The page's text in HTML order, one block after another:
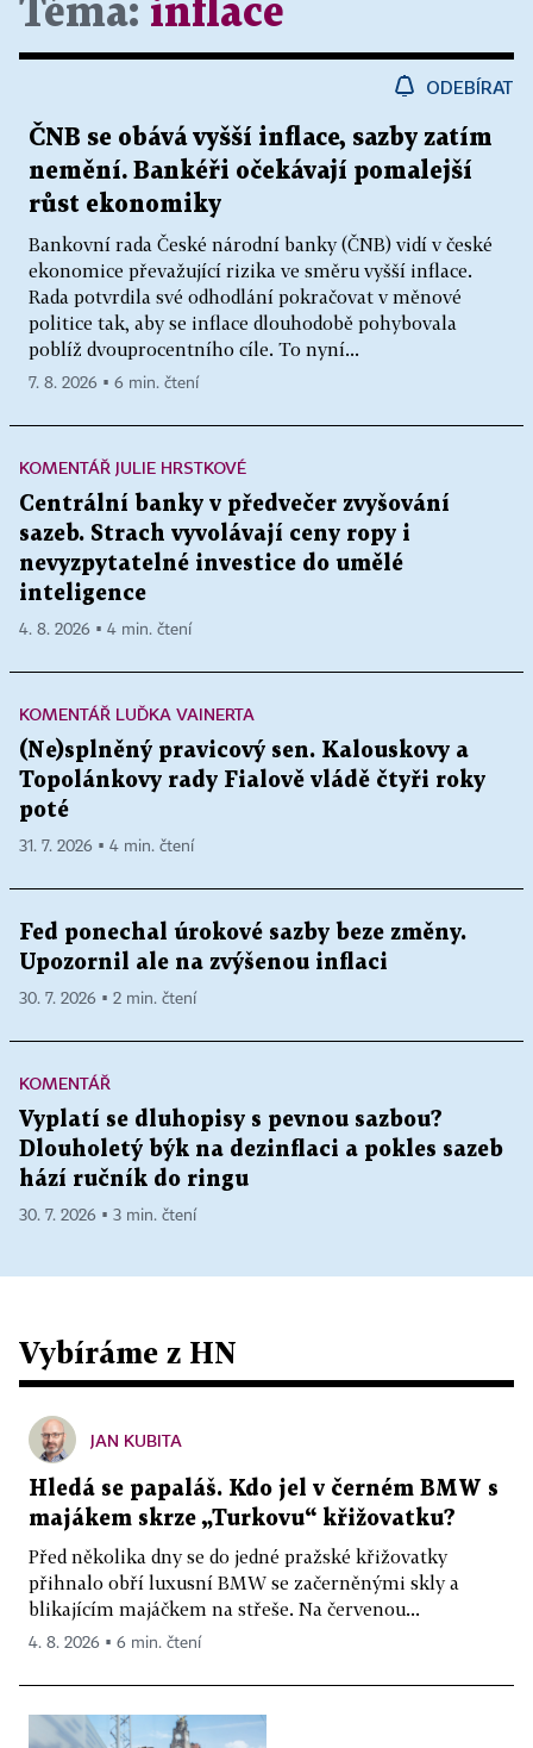
Téma: inflace
ODEBÍRAT
ČNB se obává vyšší inflace, sazby zatím
nemění. Bankéři očekávají pomalejší
růst ekonomiky
Bankovní rada České národní banky (ČNB) vidí v české
ekonomice převažující rizika ve směru vyšší inflace.
Rada potvrdila své odhodlání pokračovat v měnové
politice tak, aby se inflace dlouhodobě pohybovala
poblíž dvouprocentního cíle. To nyní...
7. 8. 2026 ▪ 6 min. čtení
KOMENTÁŘ JULIE HRSTKOVÉ
Centrální banky v předvečer zvyšování
sazeb. Strach vyvolávají ceny ropy i
nevyzpytatelné investice do umělé
inteligence
4. 8. 2026 ▪ 4 min. čtení
KOMENTÁŘ LUĎKA VAINERTA
(Ne)splněný pravicový sen. Kalouskovy a
Topolánkovy rady Fialově vládě čtyři roky
poté
31. 7. 2026 ▪ 4 min. čtení
Fed ponechal úrokové sazby beze změny.
Upozornil ale na zvýšenou inflaci
30. 7. 2026 ▪ 2 min. čtení
KOMENTÁŘ
Vyplatí se dluhopisy s pevnou sazbou?
Dlouholetý býk na dezinflaci a pokles sazeb
hází ručník do ringu
30. 7. 2026 ▪ 3 min. čtení
Vybíráme z HN
JAN KUBITA
Hledá se papaláš. Kdo jel v černém BMW s
majákem skrze „Turkovu“ křižovatku?
Před několika dny se do jedné pražské křižovatky
přihnalo obří luxusní BMW se začerněnými skly a
blikajícím majáčkem na střeše. Na červenou...
4. 8. 2026 ▪ 6 min. čtení